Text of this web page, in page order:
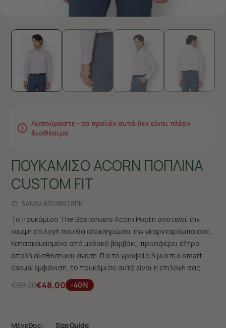
Λυπούμαστε - το προϊόν αυτό δεν είναι πλέον
διαθέσιμο
ΠΟΥΚΑΜΙΣΟ ACORN ΠΟΠΛΙΝΑ
CUSTOM FIT
ID: 3ANS4836|B028PK
Το πουκάμισο The Bostonians Acorn Poplin αποτελεί την
κομψή επιλογή που θα ολοκληρώσει την γκαρνταρόμπα σας.
Κατασκευασμένο από μαλακό βαμβάκι, προσφέρει έξτρα
απαλή αίσθηση και άνεση. Για το γραφείο ή μια πιο smart-
casual εμφάνιση, το πουκάμισο αυτό είναι η επιλογή σας.
€80,00€48,00 -40%
Μέγεθος: Size Guide